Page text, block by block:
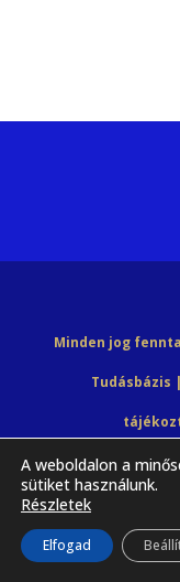
Minden jog
Tudásbázis
HTML
A weboldalon a
sütiket használunk.
Részletek
Elfogad